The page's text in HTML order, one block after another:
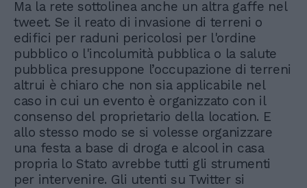
Ma la rete sottolinea anche un altra gaffe nel
tweet. Se il reato di invasione di terreni o
edifici per raduni pericolosi per l'ordine
pubblico o l'incolumità pubblica o la salute
pubblica presuppone l’occupazione di terreni
altrui è chiaro che non sia applicabile nel
caso in cui un evento è organizzato con il
consenso del proprietario della location. E
allo stesso modo se si volesse organizzare
una festa a base di droga e alcool in casa
propria lo Stato avrebbe tutti gli strumenti
per intervenire. Gli utenti su Twitter si